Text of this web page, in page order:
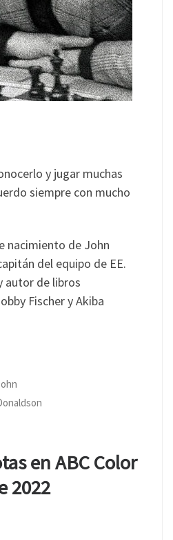
y jugar muchas
siempre con mucho
nacimiento de John
del equipo de EE.
autor de libros
Fischer y Akiba
en ABC Color
2022